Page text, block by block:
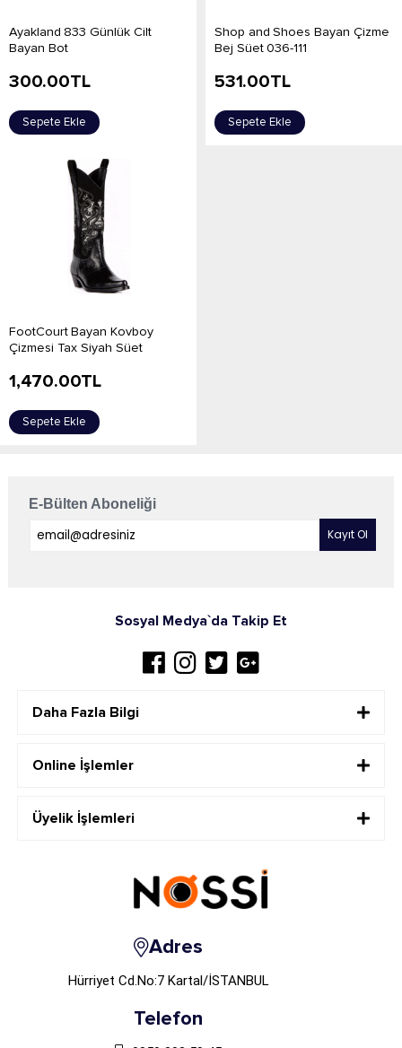
Ayakland 833 Günlük Cilt
Bayan Bot
300.00TL
Sepete Ekle
Shop and Shoes Bayan Çizme
Bej Süet 036-111
531.00TL
Sepete Ekle
FootCourt Bayan Kovboy
Çizmesi Tax Siyah Süet
1,470.00TL
Sepete Ekle
E-Bülten Aboneliği
Sosyal Medya`da Takip Et
Daha Fazla Bilgi
Online İşlemler
Üyelik İşlemleri
Adres
Hürriyet Cd.No:7 Kartal/İSTANBUL
Telefon